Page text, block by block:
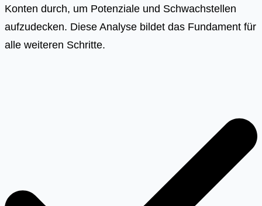
Konten durch, um Potenziale und Schwachstellen
aufzudecken. Diese Analyse bildet das Fundament für
alle weiteren Schritte.